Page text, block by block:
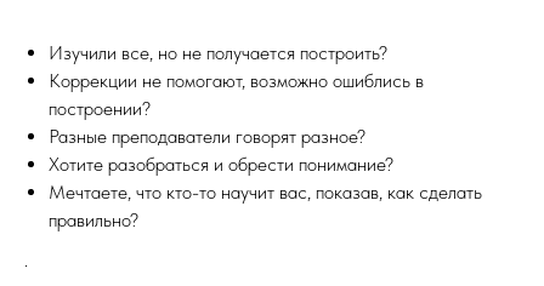
Изучили все, но не получается построить?​
Коррекции не помогают, возможно ошиблись в
построении?
Разные преподаватели говорят разное?
Хотите разобраться и обрести понимание?
Мечтаете, что кто-то научит вас, показав, как сделать
правильно?